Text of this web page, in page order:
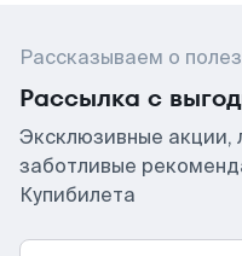
Рассказываем о
Рассылка с
Эксклюзивные акции,
заботливые
Купибилета